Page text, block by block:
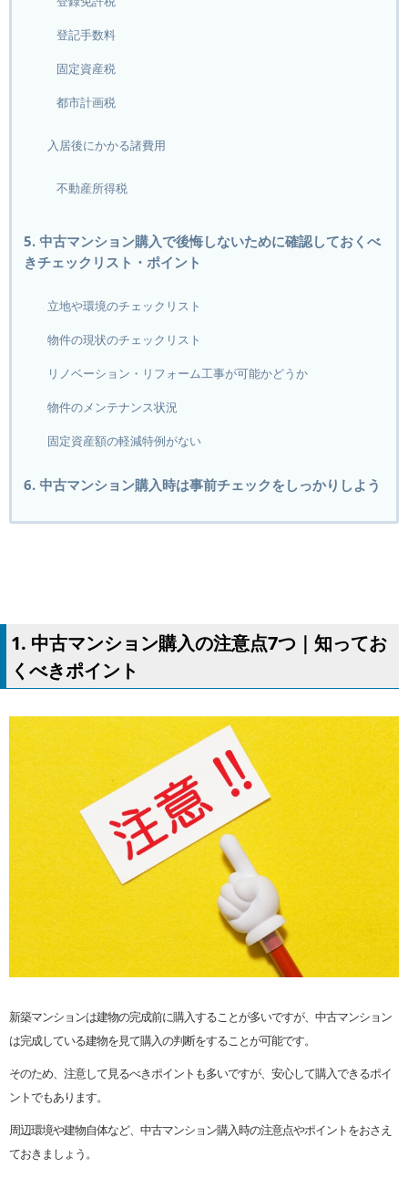
登記手数料
固定資産税
都市計画税
入居後にかかる諸費用
不動産所得税
5. 中古マンション購入で後悔しないために確認しておくべ
きチェックリスト・ポイント
立地や環境のチェックリスト
物件の現状のチェックリスト
リノベーション・リフォーム工事が可能かどうか
物件のメンテナンス状況
固定資産額の軽減特例がない
6. 中古マンション購入時は事前チェックをしっかりしよう
1. 中古マンション購入の注意点7つ｜知ってお
くべきポイント
新築マンションは建物の完成前に購入することが多いですが、中古マンション
は完成している建物を見て購入の判断をすることが可能です。
そのため、注意して見るべきポイントも多いですが、安心して購入できるポイ
ントでもあります。
周辺環境や建物自体など、中古マンション購入時の注意点やポイントをおさえ
ておきましょう。